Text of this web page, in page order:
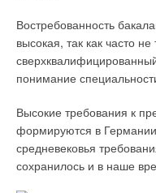
Востребованность
высокая, так как часто не
понимание
Высокие требования к
формируются в
средневековья
сохранилось и в наше